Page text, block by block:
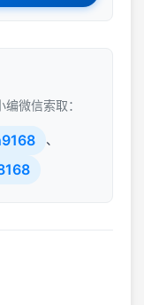
微信索取：
、